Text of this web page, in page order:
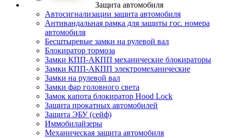
Защита автомобиля
Автосигнализации защита автомобиля
Антивандальная рамка для защиты гос. номера
автомобиля
Бесштыревые замки на рулевой вал
Блокиратор тормоза
Замки КПП-АКПП механические блокираторы
Замки КПП-АКПП электромеханические
Замки на рулевой вал
Замки фар головного света
Замок капота блокиратор Hood Lock
Защита прокатных автомобилей
Защита ЭБУ (сейф)
Иммобилайзеры
Механическая защита автомобиля